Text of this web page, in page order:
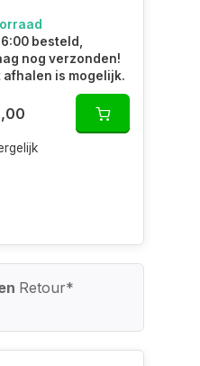
besteld,
nog verzonden!
afhalen is mogelijk.
Retour*